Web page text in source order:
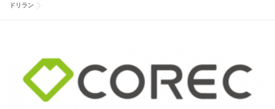
ドリラン